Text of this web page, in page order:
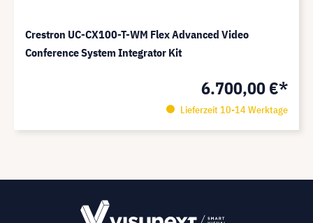
Crestron UC-CX100-T-WM Flex Advanced Video
Conference System Integrator Kit
6.700,00 €*
Lieferzeit 10-14 Werktage